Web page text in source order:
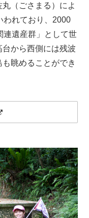
（ごさまる）によ
われており、2000
連遺産群」として世
から西側には残波
眺めることができ